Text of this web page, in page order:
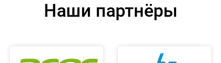
Наши партнёры